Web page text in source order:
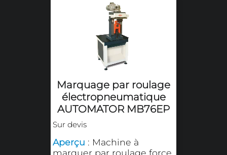
Marquage par roulage
électropneumatique
AUTOMATOR MB71EP
Sur devis